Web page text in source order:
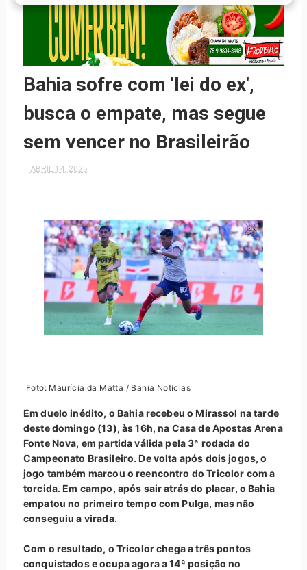
Bahia sofre com 'lei do ex',
busca o empate, mas segue
sem vencer no Brasileirão
ABRIL 14, 2025
Foto: Maurícia da Matta / Bahia Notícias
Em duelo inédito, o Bahia recebeu o Mirassol na tarde
deste domingo (13), às 16h, na Casa de Apostas Arena
Fonte Nova, em partida válida pela 3ª rodada do
Campeonato Brasileiro. De volta após dois jogos, o
jogo também marcou o reencontro do Tricolor com a
torcida. Em campo, após sair atrás do placar, o Bahia
empatou no primeiro tempo com Pulga, mas não
conseguiu a virada.
Com o resultado, o Tricolor chega a três pontos
conquistados e ocupa agora a 14ª posição no